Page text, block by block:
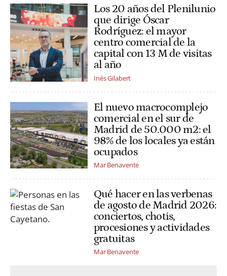
Los 20 años del Plenilunio
que dirige Óscar
Rodríguez: el mayor
centro comercial de la
capital con 13 M de visitas
al año
Inés Gilabert
El nuevo macrocomplejo
comercial en el sur de
Madrid de 50.000 m2: el
98% de los locales ya están
ocupados
Mar Benavente
Qué hacer en las verbenas
de agosto de Madrid 2026:
conciertos, chotis,
procesiones y actividades
gratuitas
Mar Benavente